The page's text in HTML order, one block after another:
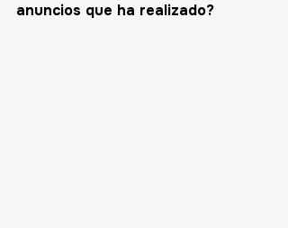
anuncios que ha realizado?